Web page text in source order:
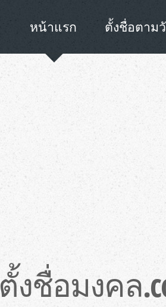
หน้าแรก ตั้งชื่อตาม
งชื่อมงคล